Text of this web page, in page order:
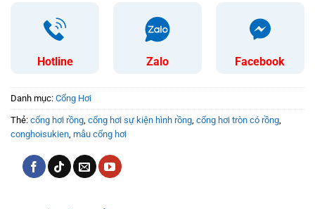
Hotline Zalo Facebook
Danh mục: Cổng Hơi
Thẻ: cổng hơi rồng, cổng hơi sự kiện hình rồng, cổng hơi tròn có rồng,
conghoisukien, mẫu cổng hơi